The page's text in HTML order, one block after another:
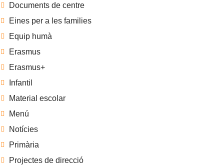
Documents de centre
Eines per a les families
Equip humà
Erasmus
Erasmus+
Infantil
Material escolar
Menú
Notícies
Primària
Projectes de direcció